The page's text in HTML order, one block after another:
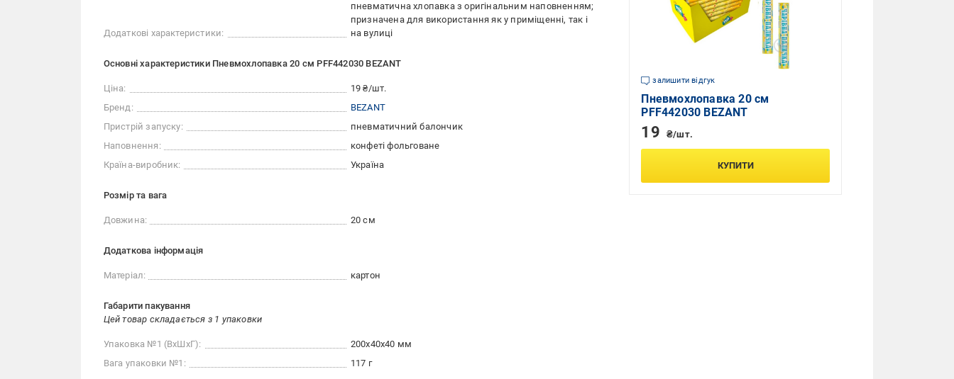
Додаткові характеристики:
пневматична хлопавка з оригінальним наповненням;
призначена для використання як у приміщенні, так і
на вулиці
Основні характеристики Пневмохлопавка 20 см PFF442030 BEZANT
Ціна:
19 ₴/шт.
Бренд:
BEZANT
Пристрій запуску:
пневматичний балончик
Наповнення:
конфеті фольговане
Країна-виробник:
Україна
Розмір та вага
Довжина: 20 см
Додаткова інформація
Матеріал: картон
Габарити пакування
Цей товар складається з 1 упаковки
Упаковка №1 (ВхШхГ):
200x40x40 мм
Вага упаковки №1:
117 г
залишити відгук
Пневмохлопавка 20 см
PFF442030 BEZANT
19 ₴/шт.
КУПИТИ